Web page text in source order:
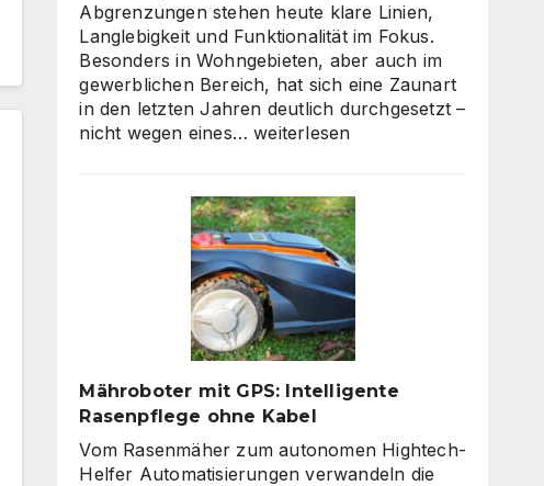
Abgrenzungen stehen heute klare Linien,
Langlebigkeit und Funktionalität im Fokus.
Besonders in Wohngebieten, aber auch im
gewerblichen Bereich, hat sich eine Zaunart
in den letzten Jahren deutlich durchgesetzt –
nicht wegen eines…Moderne
klare
Linien
wieder
gefragt
sind
weiterlesen
Mähroboter mit GPS: Intelligente
Rasenpflege ohne Kabel
Vom Rasenmäher zum autonomen Hightech-
Helfer Automatisierungen verwandeln die